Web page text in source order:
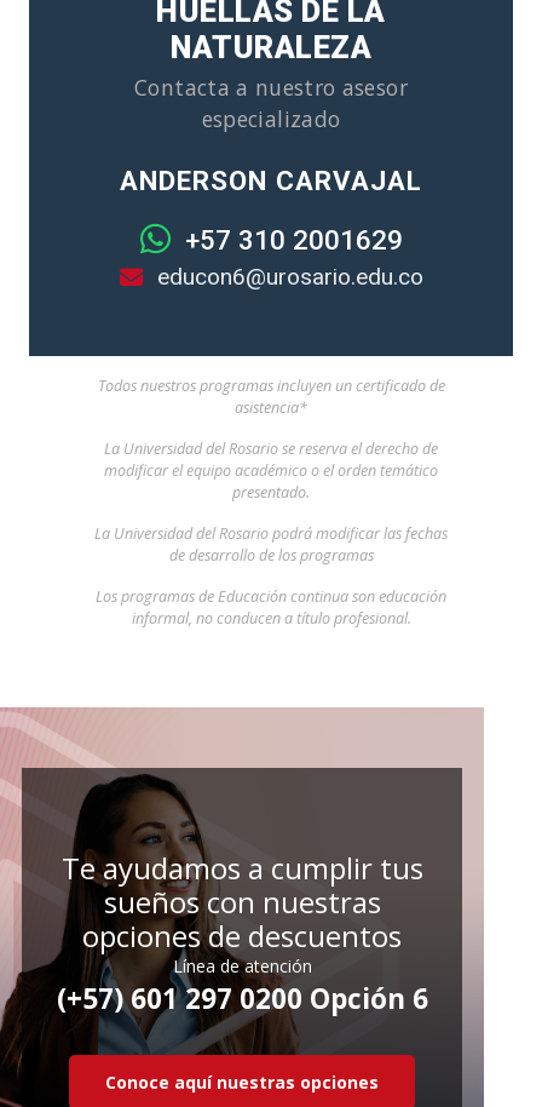
HUELLAS DE LA
NATURALEZA
Contacta a nuestro asesor
especializado
ANDERSON CARVAJAL
+57 310 2001629
educon6@urosario.edu.co
Todos nuestros programas incluyen un certificado de
asistencia*
La Universidad del Rosario se reserva el derecho de
modificar el equipo académico o el orden temático
presentado.
La Universidad del Rosario podrá modificar las fechas
de desarrollo de los programas
Los programas de Educación continua son educación
informal, no conducen a título profesional.
Te ayudamos a cumplir tus
sueños con nuestras
opciones de descuentos
Línea de atención
(+57) 601 297 0200 Opción 6
Conoce aquí nuestras opciones